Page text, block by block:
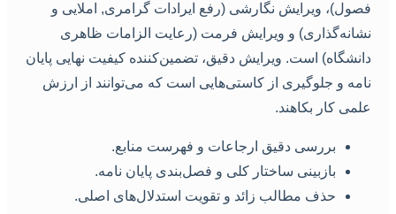
فصول)، ویرایش نگارشی (رفع ایرادات گرامری, املایی و
نشانه‌گذاری) و ویرایش فرمت (رعایت الزامات ظاهری
دانشگاه) است. ویرایش دقیق، تضمین‌کننده کیفیت نهایی پایان
نامه و جلوگیری از کاستی‌هایی است که می‌توانند از ارزش
علمی کار بکاهند.
بررسی دقیق ارجاعات و فهرست منابع.
بازبینی ساختار کلی و فصل‌بندی پایان نامه.
حذف مطالب زائد و تقویت استدلال‌های اصلی.